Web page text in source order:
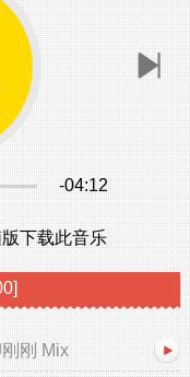
-04:12
下载此音乐
刚 Mix